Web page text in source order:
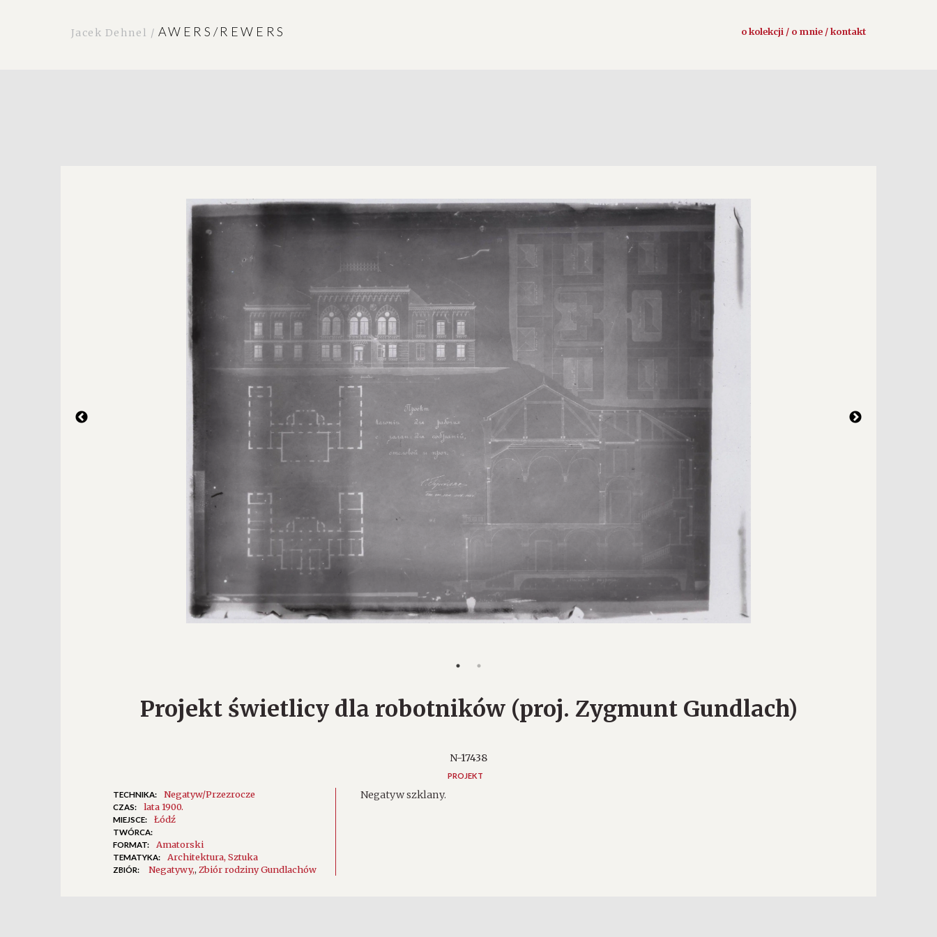
Jacek Dehnel / AWERS/REWERS o kolekcji / o mnie / kontakt
Projekt świetlicy dla robotników (proj. Zygmunt Gundlach)
N-17438
PROJEKT
TECHNIKA: Negatyw/Przezrocze
CZAS: lata 1900.
MIEJSCE: Łódź
TWÓRCA:
FORMAT:
Amatorski
TEMATYKA: Architektura Sztuka
ZBIÓR: Negatywy, Zbiór rodziny Gundlachów
Negatyw szklany.